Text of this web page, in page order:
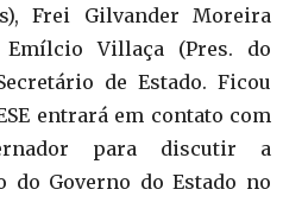
Frei Gilvander Moreira
Emílcio Villaça (Pres. do
de Estado. Ficou
entrará em contato com
para discutir a
do Governo do Estado no